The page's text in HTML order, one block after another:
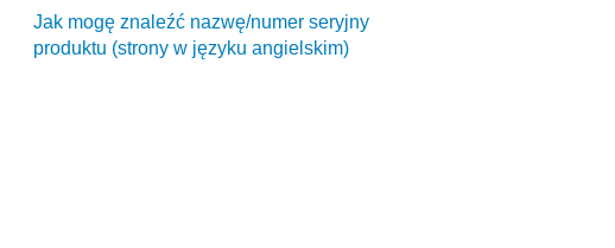
Jak mogę znaleźć nazwę/numer seryjny
produktu (strony w języku angielskim)